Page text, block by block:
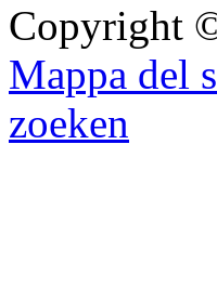
Copyright
Mappa del
zoeken